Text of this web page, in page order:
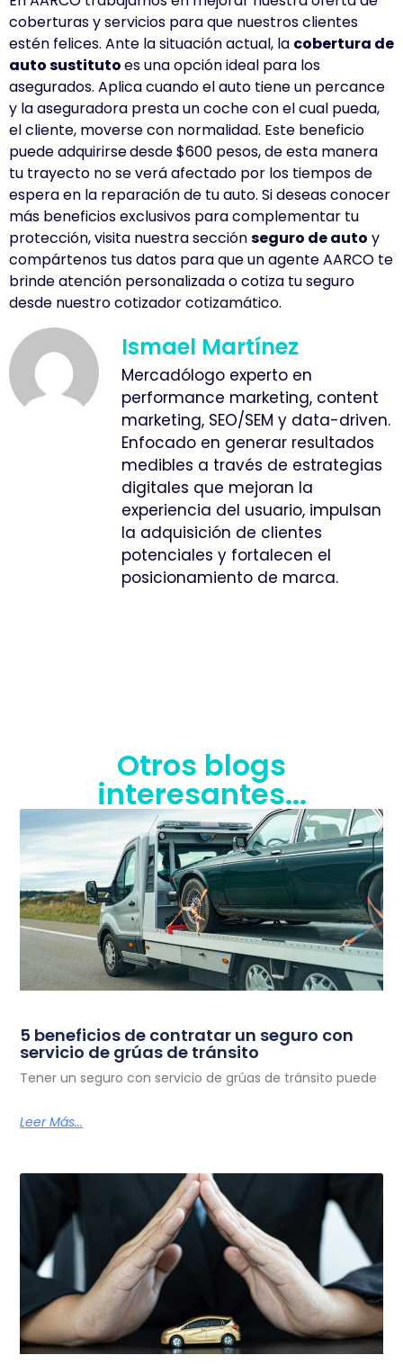
coberturas y servicios para que nuestros clientes
estén felices. Ante la situación actual, la cobertura de
auto sustitutoes una opción ideal para los
asegurados. Aplica cuando el auto tiene un percance
y la aseguradora presta un coche con el cual pueda,
el cliente, moverse con normalidad. Este beneficio
puede adquirirsedesde $600 pesos, de esta manera
tu trayecto no se verá afectado por los tiempos de
espera en la reparación de tu auto. Si deseas conocer
más beneficios exclusivos para complementar tu
protección, visita nuestra secciónseguro de auto y
compártenos tus datos para que un agente AARCO te
brinde atención personalizada o cotiza tu seguro
desde nuestro cotizadorcotizamático.
Ismael Martínez
Mercadólogo experto en
performance marketing, content
marketing, SEO/SEM y data-driven.
Enfocado en generar resultados
medibles a través de estrategias
digitales que mejoran la
experiencia del usuario, impulsan
la adquisición de clientes
potenciales y fortalecen el
posicionamiento de marca.
Otros blogs
interesantes...
5 beneficios de contratar un seguro con
servicio de grúas de tránsito
Tener un seguro con servicio de grúas de tránsito puede
Leer Más...